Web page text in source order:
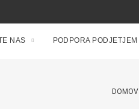
NAS PODPORA PODJETJEM
DOMOV